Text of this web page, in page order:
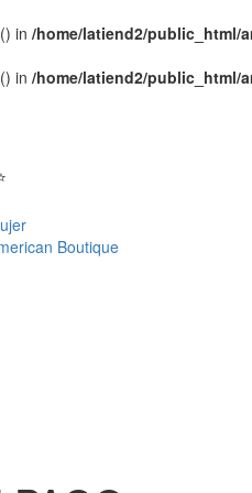
in /home/latiend2/public_html/
in /home/latiend2/public_html/
Boutique